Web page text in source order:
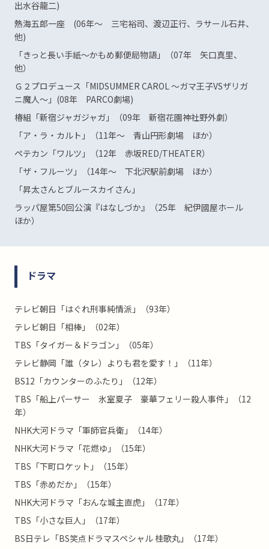
出水谷龍二)
熱海五郎一座 (06年～ 三宅裕司、渡辺正行、ラサール石井、
他)
「きっと長い手紙～かもめ郵便局物語」（07年 矢口真里、
他）
Ｇ２プロデュース「MIDSUMMER CAROL ～ガマ王子VSザリガ
ニ魔人～」(08年 PARCO劇場)
椿組「新宿ジャガジャガ」（09年 新宿花園神社野外劇）
「ア・ラ・カルト」（11年～ 青山円形劇場 ほか）
ペテカン「ワルツ」（12年 赤坂RED/THEATER）
「ザ・フルーツ」（14年～ 下北沢駅前劇場 ほか）
「昇太さんとブルースカイさん」
ラッパ屋第50回公演『はなしづか』（25年 紀伊國屋ホール
ほか）
ドラマ
テレビ朝日「はぐれ刑事純情派」（93年）
テレビ朝日「相棒」（02年）
TBS「タイガー＆ドラゴン」（05年）
テレビ静岡「誰（タレ）よりも君を愛す！」（11年）
BS12「カウンターのふたり」（12年）
TBS「船上パーサー 氷室夏子 豪華フェリー殺人事件」（12
年）
NHK大河ドラマ「軍師官兵衛」（14年）
NHK大河ドラマ「花燃ゆ」（15年）
TBS「下町ロケット」（15年）
TBS「赤めだか」（15年）
NHK大河ドラマ「おんな城主直虎」（17年）
TBS「小さな巨人」（17年）
BS日テレ「BS笑点ドラマスペシャル 桂歌丸」（17年）